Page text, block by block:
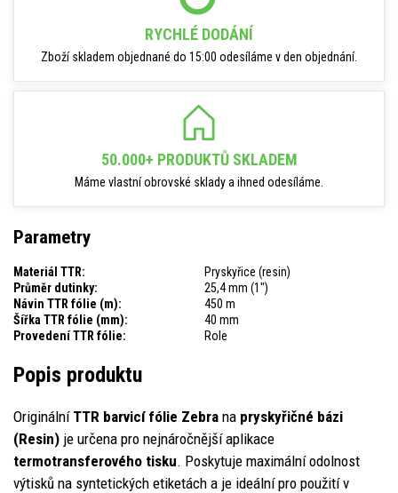
RYCHLÉ DODÁNÍ
Zboží skladem objednané do 15:00 odesíláme v den objednání.
50.000+ PRODUKTŮ SKLADEM
Máme vlastní obrovské sklady a ihned odesíláme.
Parametry
Materiál TTR:
Pryskyřice (resin)
Průměr dutinky:
25,4 mm (1")
Návin TTR fólie (m):
450 m
Šířka TTR fólie (mm):
40 mm
Provedení TTR fólie:
Role
Popis produktu
Originální TTR barvicí fólie Zebra na pryskyřičné bázi
(Resin) je určena pro nejnáročnější aplikace
termotransferového tisku. Poskytuje maximální odolnost
výtisků na syntetických etiketách a je ideální pro použití v